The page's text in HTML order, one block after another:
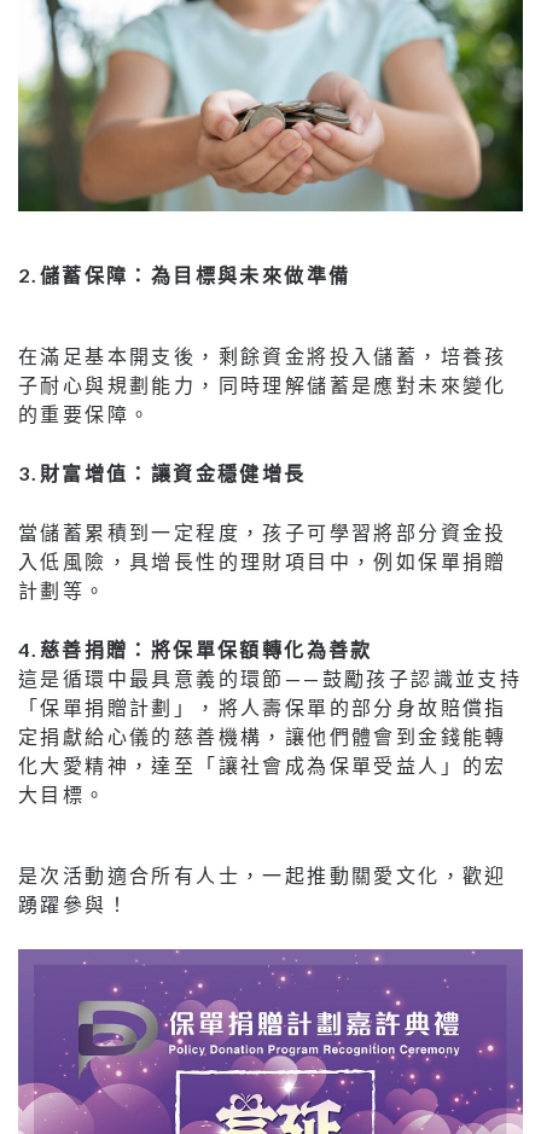
2. 儲蓄保障：為目標與未來做準備
在滿足基本開支後，剩餘資金將投入儲蓄，培養孩
子耐心與規劃能力，同時理解儲蓄是應對未來變化
的重要保障。
3. 財富增值：讓資金穩健增長
當儲蓄累積到一定程度，孩子可學習將部分資金投
入低風險，具增長性的理財項目中，例如保單捐贈
計劃等。
4.慈善捐贈：將保單保額轉化為善款
這是循環中最具意義的環節——鼓勵孩子認識並支持
「保單捐贈計劃」，將人壽保單的部分身故賠償指
定捐獻給心儀的慈善機構，讓他們體會到金錢能轉
化大愛精神，達至「讓社會成為保單受益人」的宏
大目標。
是次活動適合所有人士，一起推動關愛文化，歡迎
踴躍參與！